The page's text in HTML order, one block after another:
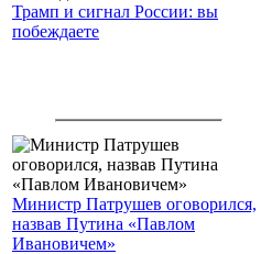
Трамп и сигнал России: вы
побеждаете
Министр Патрушев оговорился,
назвав Путина «Павлом
Ивановичем»